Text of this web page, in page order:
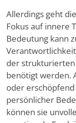
Allerdings geht
Fokus auf innere
Bedeutung kann
der
benötigt werden.
oder
persönlicher
können sie